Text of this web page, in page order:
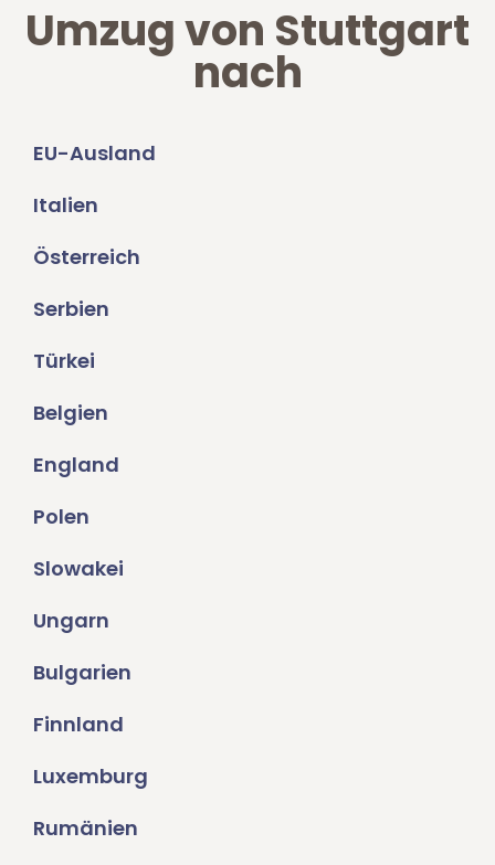
Umzug von Stuttgart
nach
EU-Ausland
Italien
Österreich
Serbien
Türkei
Belgien
England
Polen
Slowakei
Ungarn
Bulgarien
Finnland
Luxemburg
Rumänien